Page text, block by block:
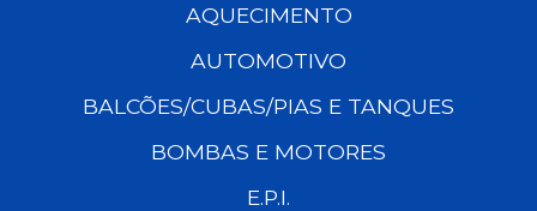
AQUECIMENTO
AUTOMOTIVO
BALCÕES/CUBAS/PIAS E TANQUES
BOMBAS E MOTORES
E.P.I.